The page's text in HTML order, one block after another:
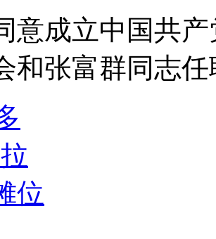
意成立中国共
和张富群同志